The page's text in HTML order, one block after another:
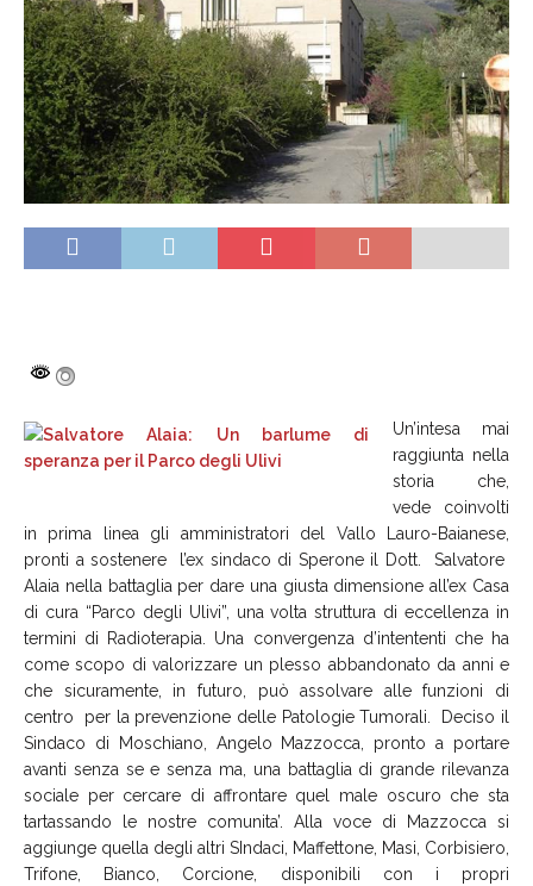
Un’intesa mai
raggiunta nella
storia che,
vede coinvolti
in prima linea gli amministratori del Vallo Lauro-Baianese,
pronti a sostenere l’ex sindaco di Sperone il Dott. Salvatore
Alaia nella battaglia per dare una giusta dimensione all’ex Casa
di cura “Parco degli Ulivi”, una volta struttura di eccellenza in
termini di Radioterapia. Una convergenza d’intententi che ha
come scopo di valorizzare un plesso abbandonato da anni e
che sicuramente, in futuro, può assolvare alle funzioni di
centro per la prevenzione delle Patologie Tumorali. Deciso il
Sindaco di Moschiano, Angelo Mazzocca, pronto a portare
avanti senza se e senza ma, una battaglia di grande rilevanza
sociale per cercare di affrontare quel male oscuro che sta
tartassando le nostre comunita’. Alla voce di Mazzocca si
aggiunge quella degli altri SIndaci, Maffettone, Masi, Corbisiero,
Trifone, Bianco, Corcione, disponibili con i propri